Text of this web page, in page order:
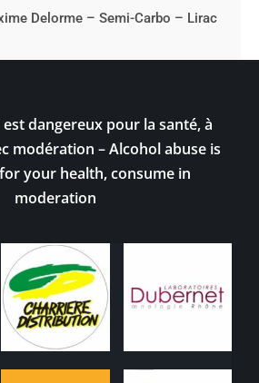
Delorme – Semi-Carbo – Lirac
est dangereux pour la santé, à
modération – Alcohol abuse is
your health, consume in
moderation